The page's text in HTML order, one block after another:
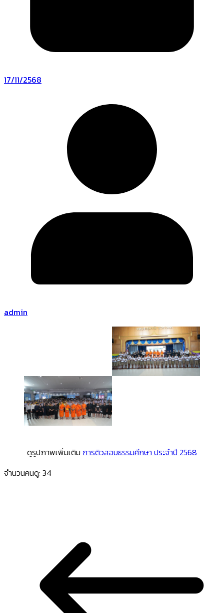
17/11/2568
admin
ดูรูปภาพเพิ่มเติม การติวสอบธรรมศึกษา ประจำปี 2568
จำนวนคนดู: 34